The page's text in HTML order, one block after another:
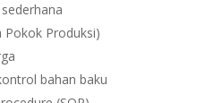
Pokok Produksi)
bahan baku